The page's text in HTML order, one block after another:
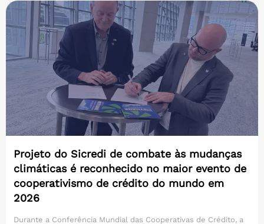
Projeto do Sicredi de combate às mudanças
climáticas é reconhecido no maior evento de
cooperativismo de crédito do mundo em
2026
Durante a Conferência Mundial das Cooperativas de Crédito, a